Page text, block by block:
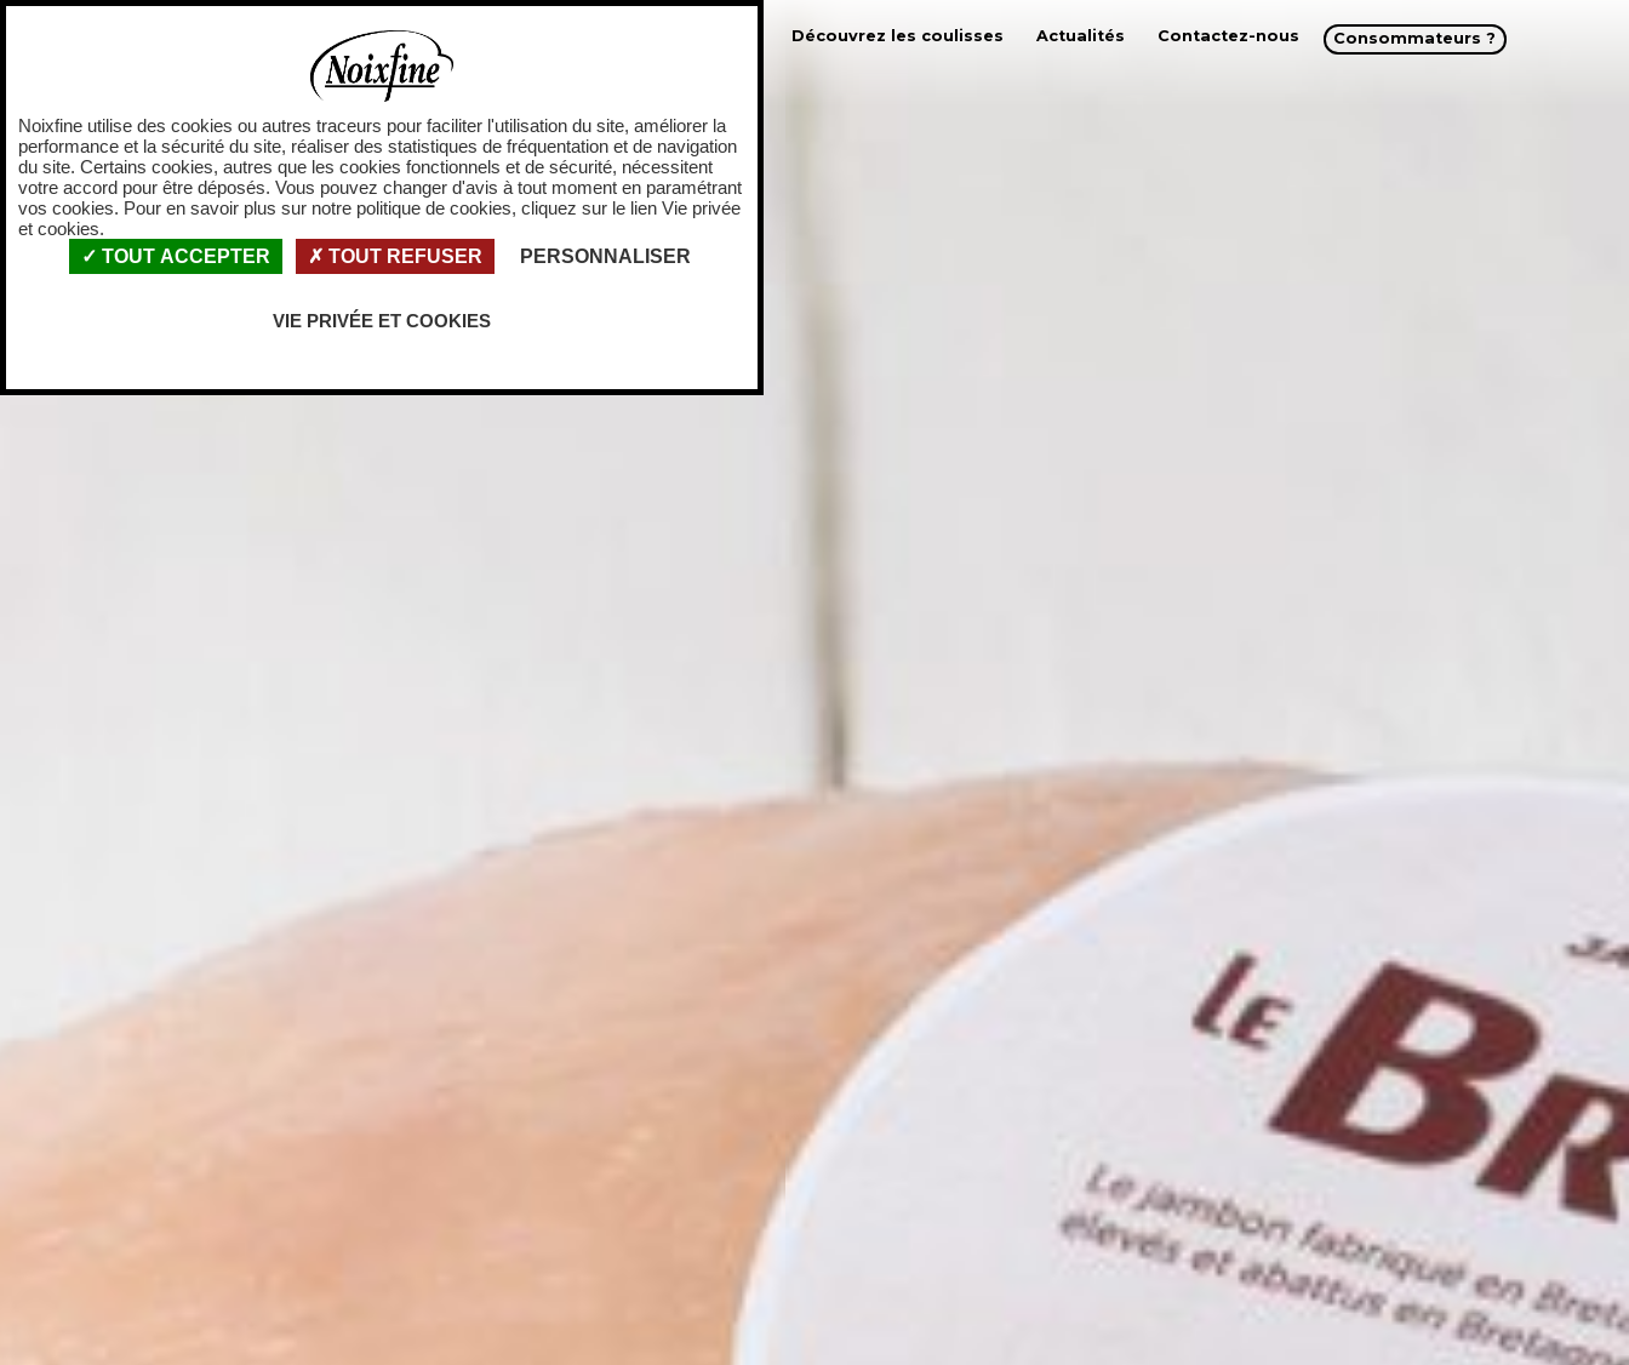
Accueil Découvrez les coulisses Actualités Contactez-nous Consommateurs ?
Panneau de gestion des cookies
Noixfine utilise des cookies ou autres traceurs pour faciliter l'utilisation du site, améliorer la
performance et la sécurité du site, réaliser des statistiques de fréquentation et de navigation
du site. Certains cookies, autres que les cookies fonctionnels et de sécurité, nécessitent
votre accord pour être déposés. Vous pouvez changer d'avis à tout moment en paramétrant
vos cookies. Pour en savoir plus sur notre politique de cookies, cliquez sur le lien Vie privée
et cookies.
TOUT ACCEPTER
TOUT REFUSER PERSONNALISER
VIE PRIVÉE ET COOKIES